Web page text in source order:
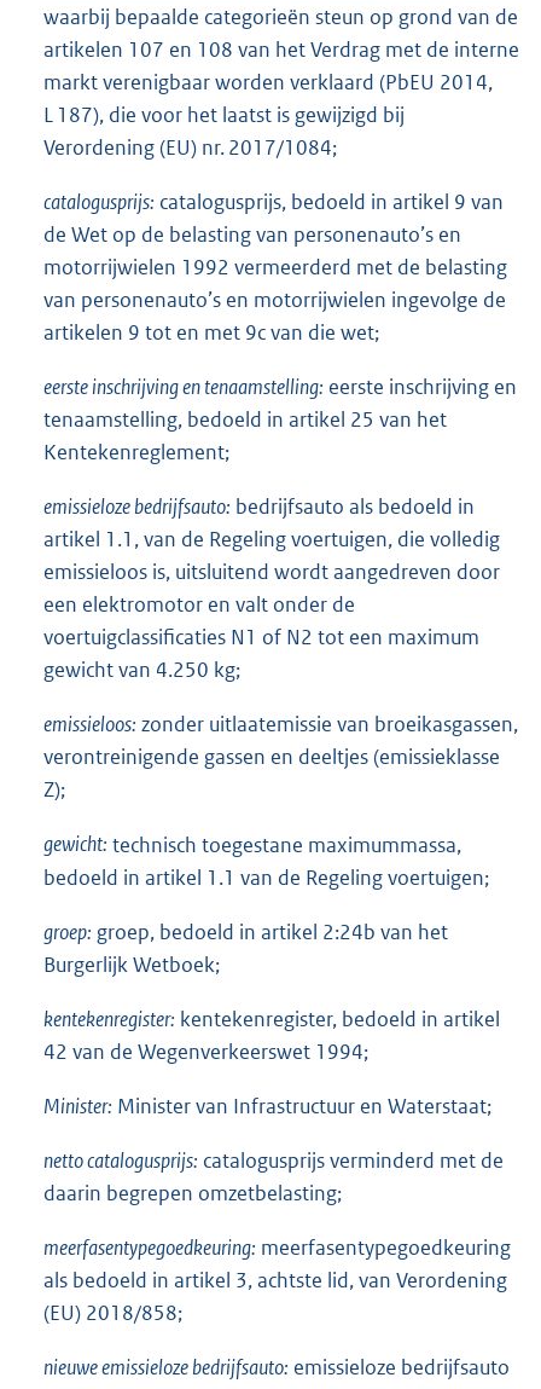
waarbij bepaalde categorieën steun op grond van de
artikelen 107 en 108 van het Verdrag met de interne
markt verenigbaar worden verklaard (PbEU 2014,
L 187), die voor het laatst is gewijzigd bij
Verordening (EU) nr. 2017/1084;
catalogusprijs: catalogusprijs, bedoeld in artikel 9 van
de Wet op de belasting van personenauto’s en
motorrijwielen 1992 vermeerderd met de belasting
van personenauto’s en motorrijwielen ingevolge de
artikelen 9 tot en met 9c van die wet;
eerste inschrijving en tenaamstelling: eerste inschrijving en
tenaamstelling, bedoeld in artikel 25 van het
Kentekenreglement;
emissieloze bedrijfsauto: bedrijfsauto als bedoeld in
artikel 1.1, van de Regeling voertuigen, die volledig
emissieloos is, uitsluitend wordt aangedreven door
een elektromotor en valt onder de
voertuigclassificaties N1 of N2 tot een maximum
gewicht van 4.250 kg;
emissieloos: zonder uitlaatemissie van broeikasgassen,
verontreinigende gassen en deeltjes (emissieklasse
Z);
gewicht: technisch toegestane maximummassa,
bedoeld in artikel 1.1 van de Regeling voertuigen;
groep: groep, bedoeld in artikel 2:24b van het
Burgerlijk Wetboek;
kentekenregister: kentekenregister, bedoeld in artikel
42 van de Wegenverkeerswet 1994;
Minister: Minister van Infrastructuur en Waterstaat;
netto catalogusprijs: catalogusprijs verminderd met de
daarin begrepen omzetbelasting;
meerfasentypegoedkeuring: meerfasentypegoedkeuring
als bedoeld in artikel 3, achtste lid, van Verordening
(EU) 2018/858;
nieuwe emissieloze bedrijfsauto: emissieloze bedrijfsauto